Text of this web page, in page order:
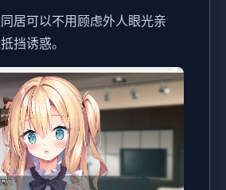
居可以不用顾虑外人眼光亲
挡诱惑。